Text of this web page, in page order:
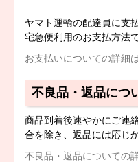
ヤマト運輸の配達員に支
宅急便利用のお支払方法で
お支払いについての詳細
不良品・返品につ
商品到着後速やかにご連
合を除き、返品には応じ
不良品・返品についての